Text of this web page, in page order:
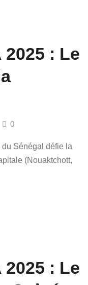
: Le
0
Sénégal défie la
(Nouaktchott,
: Le